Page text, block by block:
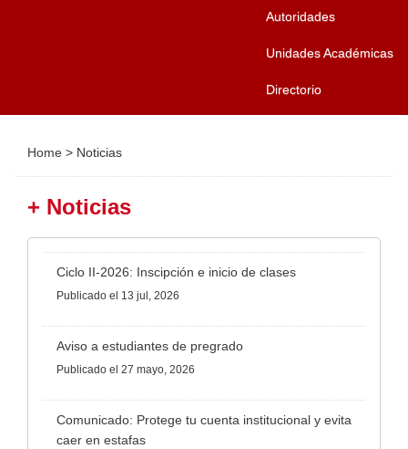
Autoridades
Unidades Académicas
Directorio
Home > Noticias
+ Noticias
Ciclo II-2026: Inscipción e inicio de clases
Publicado el 13 jul, 2026
Aviso a estudiantes de pregrado
Publicado el 27 mayo, 2026
Comunicado: Protege tu cuenta institucional y evita
caer en estafas